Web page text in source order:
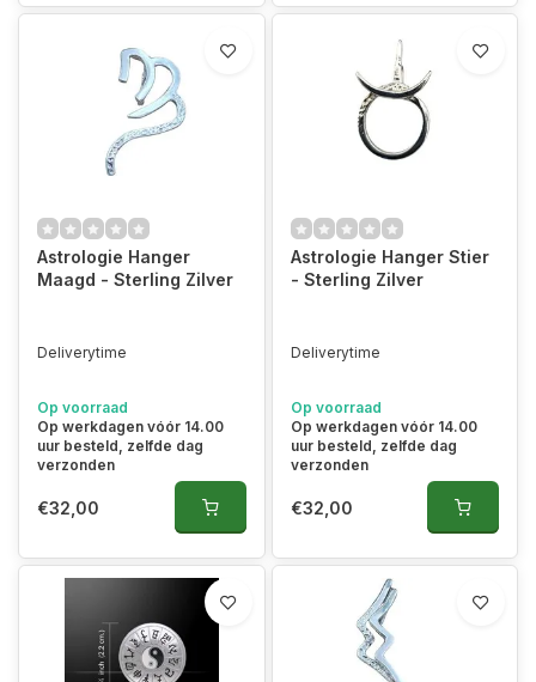
Astrologie Hanger
Maagd - Sterling Zilver
Deliverytime
Op voorraad
Op werkdagen vóór 14.00
uur besteld, zelfde dag
verzonden
€32,00
Astrologie Hanger Stier
- Sterling Zilver
Deliverytime
Op voorraad
Op werkdagen vóór 14.00
uur besteld, zelfde dag
verzonden
€32,00